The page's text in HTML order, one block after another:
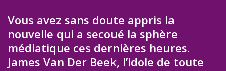
Vous avez sans doute appris la
nouvelle qui a secoué la sphère
médiatique ces dernières heures.
James Van Der Beek, l’idole de toute